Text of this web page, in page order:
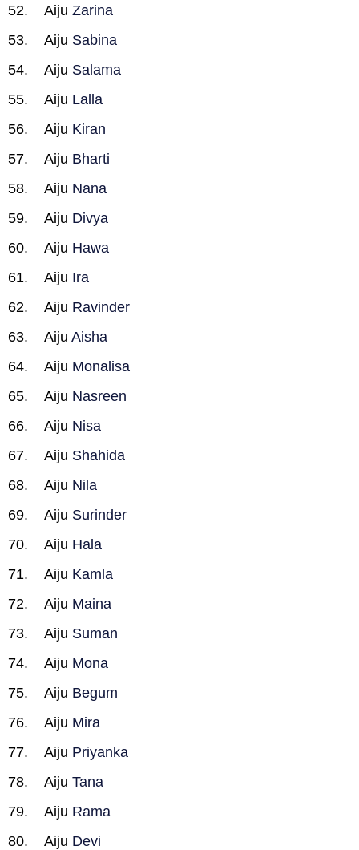
Aiju Zarina
Aiju Sabina
Aiju Salama
Aiju Lalla
Aiju Kiran
Aiju Bharti
Aiju Nana
Aiju Divya
Aiju Hawa
Aiju Ira
Aiju Ravinder
Aiju Aisha
Aiju Monalisa
Aiju Nasreen
Aiju Nisa
Aiju Shahida
Aiju Nila
Aiju Surinder
Aiju Hala
Aiju Kamla
Aiju Maina
Aiju Suman
Aiju Mona
Aiju Begum
Aiju Mira
Aiju Priyanka
Aiju Tana
Aiju Rama
Aiju Devi